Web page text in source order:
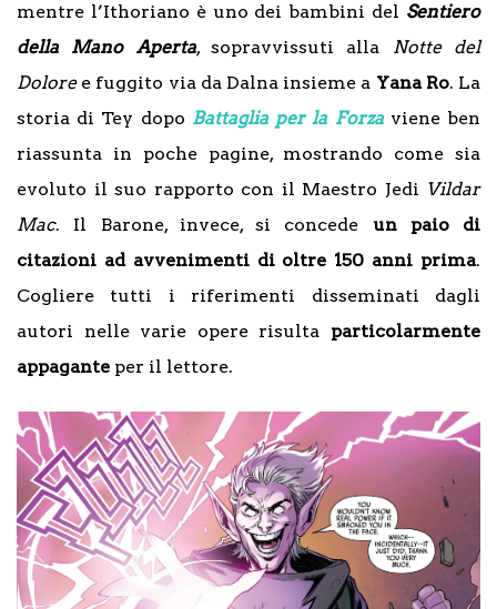
mentre l’Ithoriano è uno dei bambini del Sentiero
della Mano Aperta, sopravvissuti alla Notte del
Doloree fuggito via da Dalna insieme a Yana Ro. La
storia di Tey dopo Battaglia per la Forzaviene ben
riassunta in poche pagine, mostrando come sia
evoluto il suo rapporto con il Maestro Jedi Vildar
Mac. Il Barone, invece, si concede un paio di
citazioni ad avvenimenti di oltre 150 anni prima.
Cogliere tutti i riferimenti disseminati dagli
autori nelle varie opere risulta particolarmente
appagante per il lettore.